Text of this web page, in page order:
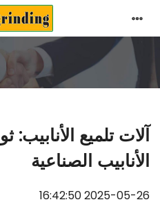
آلات تلميع
الأنابيب الصناعية
2025-05-26 16:42:50